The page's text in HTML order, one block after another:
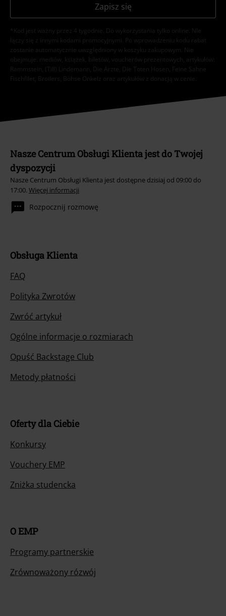
Zapisz się
*Kod jest ważny przez 4 tygodnie. Do wykorzystania tylko online. NIe
łączy się z innymi kodami promocyjnymi. Po wprowadzeniu kodu rabat
zostanie automatycznie uwzględniony w koszyku zakupowym. Nie
obejmuje: mediów, książek, biletów, voucherów prezentowych, artykułów:
Rammstein, (Till) Lindemann, Die Ärzte, Die Toten Hosen, Feine Sahne
Fischfilet, Broilers, Böhse Onkelz oraz artykułów z donacją w cenie.
Nasze Centrum Obsługi Klienta jest do Twojej
dyspozycji
Nasze Centrum Obsługi Klienta jest dostępne dzisiaj od 09:00 do
17:00. Więcej informacji
Rozpocznij rozmowę
Obsługa Klienta
FAQ
Polityka Zwrotów
Zwróć artykuł
Ogólne informacje o rozmiarach
Opuść Backstage Club
Metody płatności
Oferty dla Ciebie
Konkursy
Vouchery EMP
Zniżka studencka
O EMP
Programy partnerskie
Zrównoważony rózwój